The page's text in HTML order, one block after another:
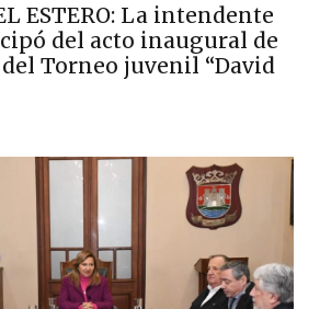
ESTERO: La intendente
del acto inaugural de
del Torneo juvenil “David